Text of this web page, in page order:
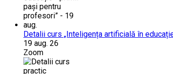
Detalii curs „Inteligența artificială în
19 aug. 26
Zoom